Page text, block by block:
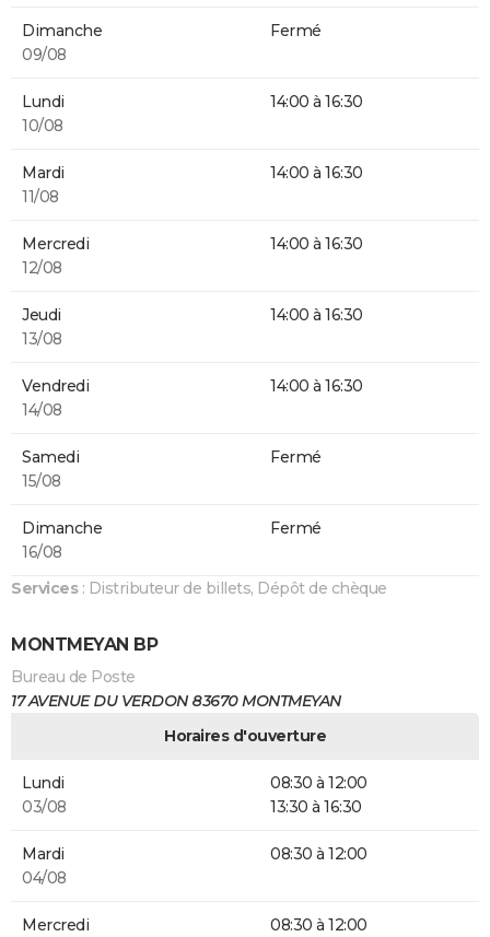
Dimanche
09/08
Fermé
Lundi
10/08
14:00 à 16:30
Mardi
11/08
14:00 à 16:30
Mercredi
12/08
14:00 à 16:30
Jeudi
13/08
14:00 à 16:30
Vendredi
14/08
14:00 à 16:30
Samedi
15/08
Fermé
Dimanche
16/08
Fermé
Services: Distributeur de billets, Dépôt de chèque
MONTMEYAN BP
Bureau de Poste
17 AVENUE DU VERDON 83670 MONTMEYAN
Horaires d'ouverture
Lundi
03/08
08:30 à 12:00
13:30 à 16:30
Mardi
04/08
08:30 à 12:00
Mercredi
08:30 à 12:00